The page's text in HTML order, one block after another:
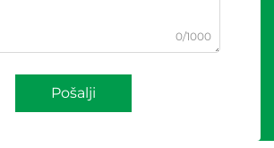
0/1000
Pošalji